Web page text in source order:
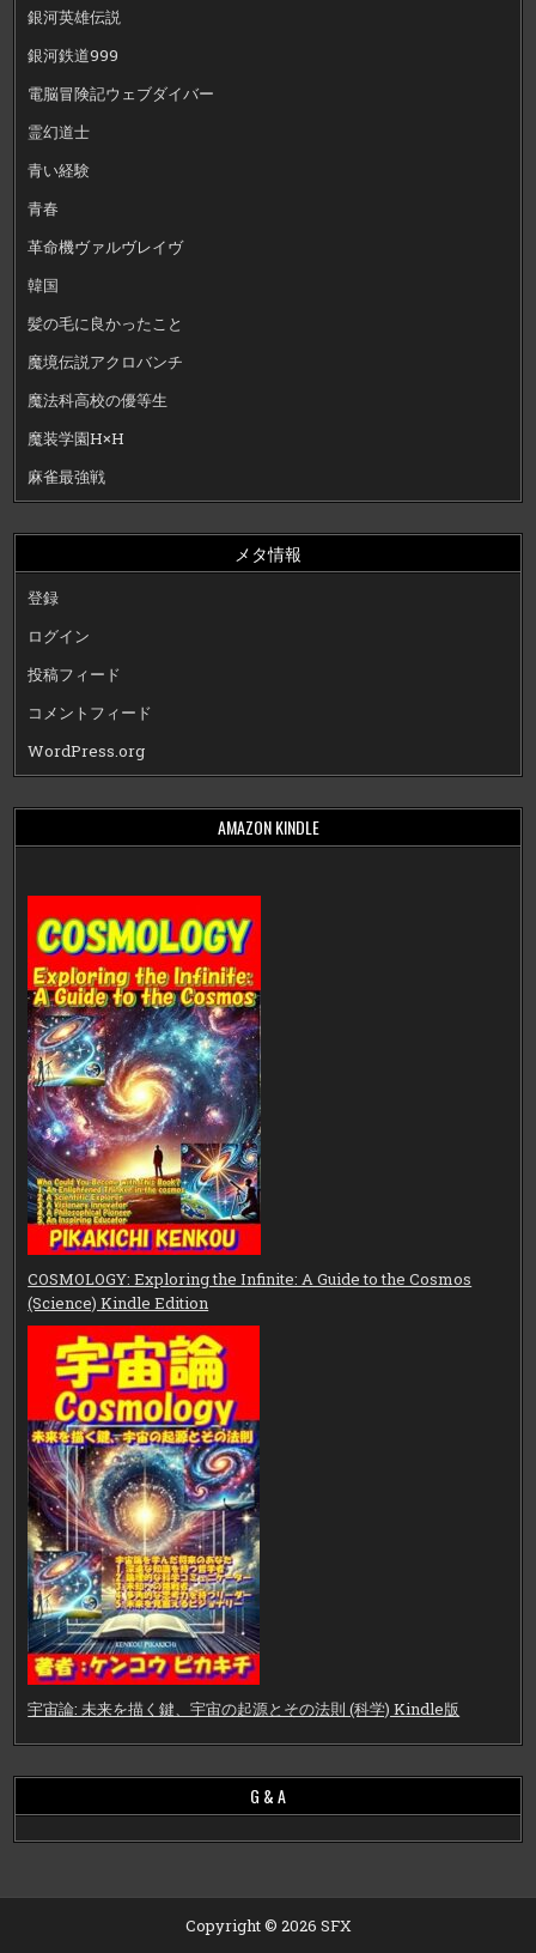
銀河英雄伝説
銀河鉄道999
電脳冒険記ウェブダイバー
霊幻道士
青い経験
青春
革命機ヴァルヴレイヴ
韓国
髪の毛に良かったこと
魔境伝説アクロバンチ
魔法科高校の優等生
魔装学園H×H
麻雀最強戦
メタ情報
登録
ログイン
投稿フィード
コメントフィード
WordPress.org
AMAZON KINDLE
COSMOLOGY: Exploring the Infinite: A Guide to the Cosmos
(Science) Kindle Edition
宇宙論: 未来を描く鍵、宇宙の起源とその法則 (科学) Kindle版
G & A
Copyright © 2026 SFX